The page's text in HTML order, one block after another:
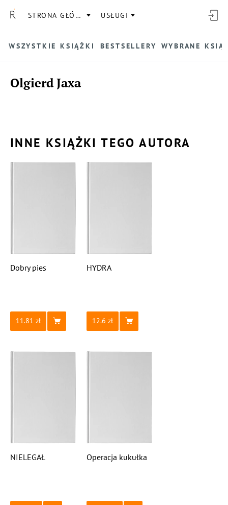
STRONA GŁÓWNA USŁUGI
WSZYSTKIE KSIĄŻKI BESTSELLERY WYBRANE
Olgierd Jaxa
INNE KSIĄŻKI TEGO AUTORA
Dobry pies
11.81
HYDRA
12.6
NIELEGAŁ Operacja kukułka